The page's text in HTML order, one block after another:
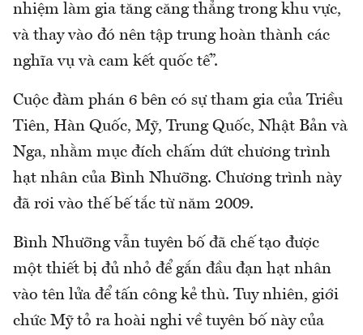
nhiệm làm gia tăng căng thẳng trong khu vực,
và thay vào đó nên tập trung hoàn thành các
nghĩa vụ và cam kết quốc tế”.
Cuộc đàm phán 6 bên có sự tham gia của Triều
Tiên, Hàn Quốc, Mỹ, Trung Quốc, Nhật Bản và
Nga, nhằm mục đích chấm dứt chương trình
hạt nhân của Bình Nhưỡng. Chương trình này
đã rơi vào thế bế tắc từ năm 2009.
Bình Nhưỡng vẫn tuyên bố đã chế tạo được
một thiết bị đủ nhỏ để gắn đầu đạn hạt nhân
vào tên lửa để tấn công kẻ thù. Tuy nhiên, giới
chức Mỹ tỏ ra hoài nghi về tuyên bố này của